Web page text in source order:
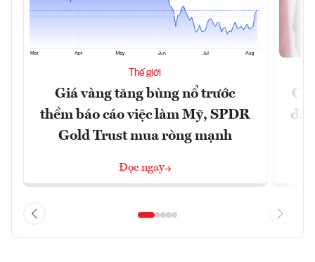
Thế giới
Giá vàng tăng bùng nổ trước
thềm báo cáo việc làm Mỹ, SPDR
Gold Trust mua ròng mạnh
Đọc ngay
đã